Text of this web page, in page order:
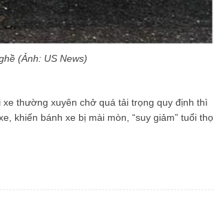
(Ảnh: US News)
thường xuyên chở quá tải trọng quy định thì
khiến bánh xe bị mài mòn, “suy giảm” tuổi thọ